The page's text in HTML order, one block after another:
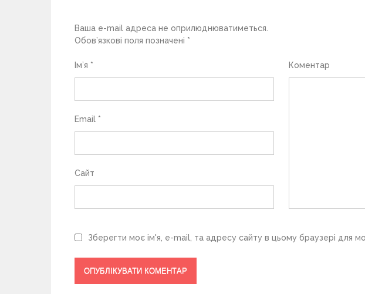
и
с
і
в
Ваша e-mail адреса не оприлюднюватиметься.
Обов’язкові поля позначені *
Коментар
Ім’я *
Email *
Сайт
Зберегти моє ім'я, e-mail, та адресу сайту в цьому браузері для